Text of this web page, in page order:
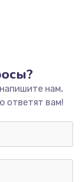
нам,
ответят вам!